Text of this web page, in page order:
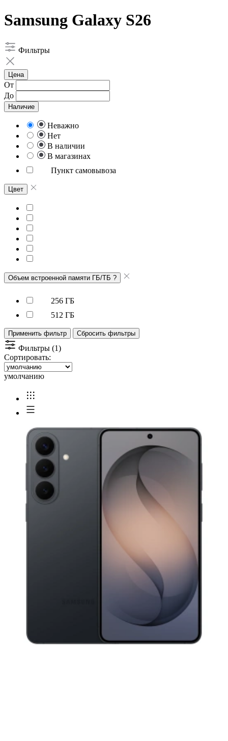
Samsung Galaxy S26
Фильтры
Цена
От
До
Наличие
Неважно
Нет
В наличии
В магазинах
Пункт самовывоза
Цвет
Объем встроенной памяти ГБ/ТБ ?
256 ГБ
512 ГБ
Применить фильтр Сбросить фильтры
Фильтры (1)
Сортировать:
умолчанию